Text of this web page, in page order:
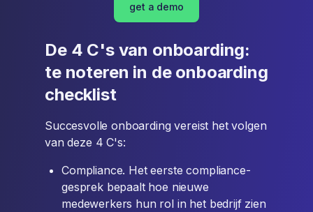
get a demo
De 4 C's van onboarding:
te noteren in de onboarding
checklist
Succesvolle onboarding vereist het volgen
van deze 4 C's:
Compliance. Het eerste compliance-
gesprek bepaalt hoe nieuwe
medewerkers hun rol in het bedrijf zien